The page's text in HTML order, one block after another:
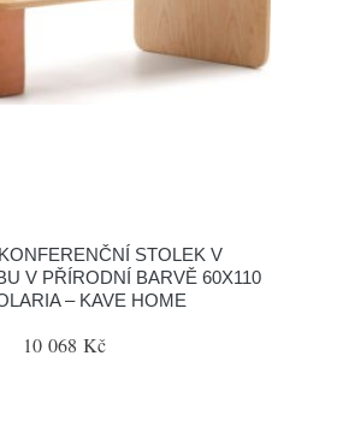
STOLEK V
V PŘÍRODNÍ BARVĚ 60X110
– KAVE HOME
10 068 Kč